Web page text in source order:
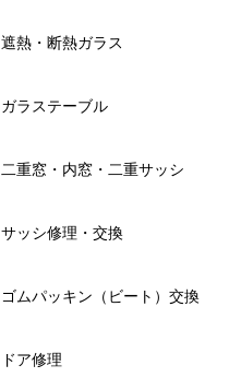
遮熱・断熱ガラス
ガラステーブル
二重窓・内窓・二重サッシ
サッシ修理・交換
ゴムパッキン（ビート）交換
ドア修理